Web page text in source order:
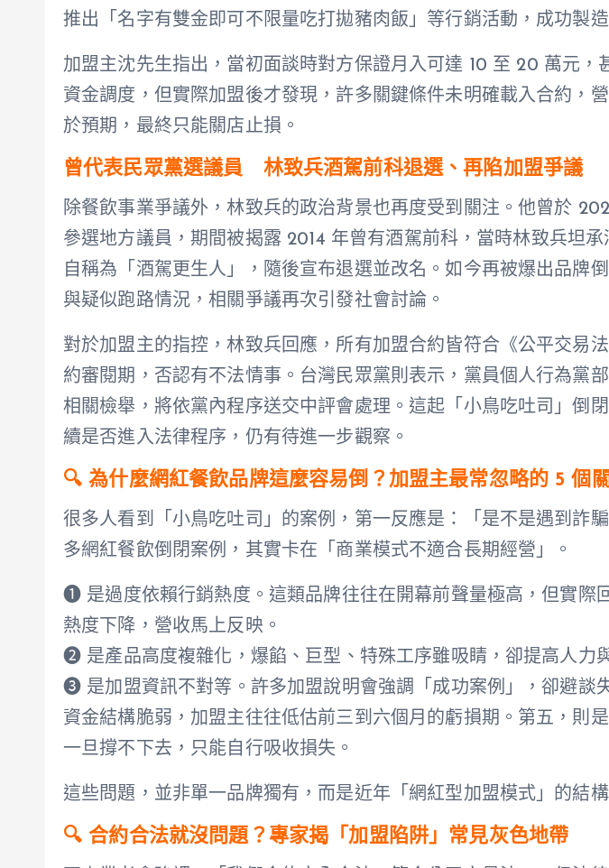
推出「名字有雙金即可不限量吃打拋豬肉飯」等行銷活動，成功製造
加盟主沈先生指出，當初面談時對方保證月入可達 10 至 20 萬元，
資金調度，但實際加盟後才發現，許多關鍵條件未明確載入合約，
於預期，最終只能關店止損。
曾代表民眾黨選議員 林致兵酒駕前科退選、再陷加盟爭議
除餐飲事業爭議外，林致兵的政治背景也再度受到關注。他曾於
參選地方議員，期間被揭露 2014 年曾有酒駕前科，當時林致兵坦
自稱為「酒駕更生人」，隨後宣布退選並改名。如今再被爆出品牌
與疑似跑路情況，相關爭議再次引發社會討論。
對於加盟主的指控，林致兵回應，所有加盟合約皆符合《公平交易
約審閱期，否認有不法情事。台灣民眾黨則表示，黨員個人行為黨
相關檢舉，將依黨內程序送交中評會處理。這起「小鳥吃吐司」倒
續是否進入法律程序，仍有待進一步觀察。
🔍 為什麼網紅餐飲品牌這麼容易倒？加盟主最常忽略的 5 個
很多人看到「小鳥吃吐司」的案例，第一反應是：「是不是遇到詐
多網紅餐飲倒閉案例，其實卡在「商業模式不適合長期經營」。
➊ 是過度依賴行銷熱度。這類品牌往往在開幕前聲量極高，但實際
熱度下降，營收馬上反映。
➋ 是產品高度複雜化，爆餡、巨型、特殊工序雖吸睛，卻提高人力
➌ 是加盟資訊不對等。許多加盟說明會強調「成功案例」，卻避談
資金結構脆弱，加盟主往往低估前三到六個月的虧損期。第五，則
一旦撐不下去，只能自行吸收損失。
這些問題，並非單一品牌獨有，而是近年「網紅型加盟模式」的結構
🔍 合約合法就沒問題？專家揭「加盟陷阱」常見灰色地帶